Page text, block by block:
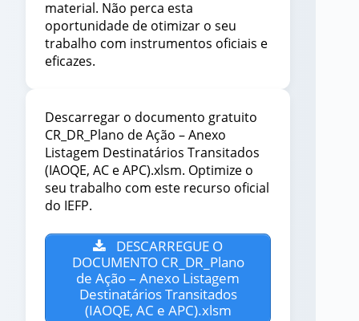
material. Não perca esta
oportunidade de otimizar o seu
trabalho com instrumentos oficiais e
eficazes.
Descarregar o documento gratuito
CR_DR_Plano de Ação – Anexo
Listagem Destinatários Transitados
(IAOQE, AC e APC).xlsm. Optimize o
seu trabalho com este recurso oficial
do IEFP.
DESCARREGUE O
DOCUMENTO CR_DR_Plano
de Ação – Anexo Listagem
Destinatários Transitados
(IAOQE, AC e APC).xlsm